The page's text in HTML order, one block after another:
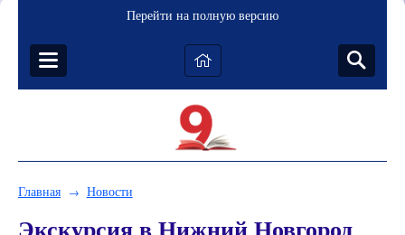
Перейти на полную версию
Главная → Новости